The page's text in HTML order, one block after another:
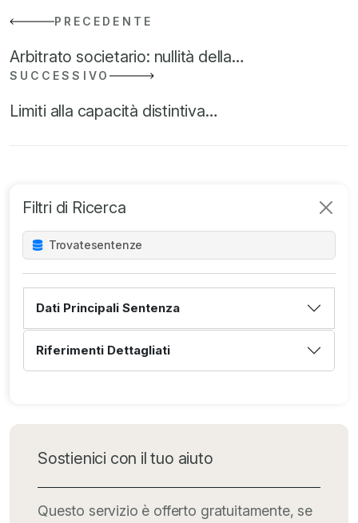
PRECEDENTE
Arbitrato societario: nullità della…
SUCCESSIVO
Limiti alla capacità distintiva…
Filtri di Ricerca
Trovatesentenze
Dati Principali Sentenza
Riferimenti Dettagliati
Sostienici con il tuo aiuto
Questo servizio è offerto gratuitamente, se